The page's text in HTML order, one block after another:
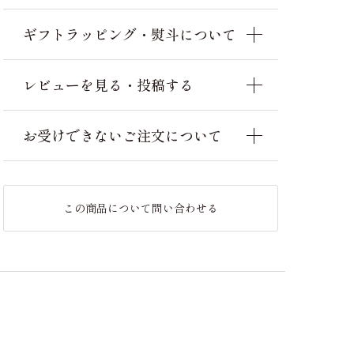
ギフトラッピング・熨斗について
レビューを見る・投稿する
お受けできないご注文について
この商品について問い合わせる